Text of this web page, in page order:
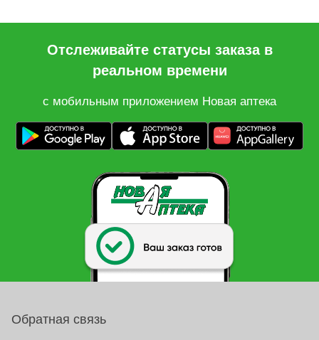
Отслеживайте статусы заказа в
реальном времени
с мобильным приложением Новая аптека
Обратная связь